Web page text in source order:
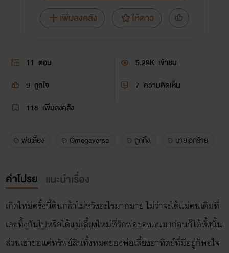
เพิ่มลงคลัง
ให้ดาว
11 ตอน 5.29K เข้าชม
9 ถูกใจ 7 ความคิดเห็น
118 เพิ่มลงคลัง
พ่อเลี้ยง Omegaverse ถูกทิ้ง นายเอกร้าย
คำโปรย แนะนำเรื่อง
เกิดใหม่ครั้งนี้ต้นกล้าไม่หวังอะไรมากมาย ไม่ว่าจะได้แม่คนเดิมที่
เคยทิ้งกันไปหรือได้แม่เลี้ยงใหม่ที่รักพ่อของตนมาก่อนก็ได้ทั้งนั้น
ส่วนเขาขอแค่ทรัพย์สินทั้งหมดของพ่อเลี้ยงอาทิตย์ที่มีอยู่ก็พอใจ